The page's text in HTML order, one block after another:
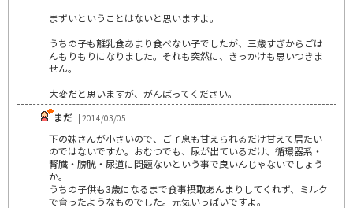
まずいということはないと思いますよ。
うちの子も離乳食あまり食べない子でしたが、三歳すぎからごは
んもりもりになりました。それも突然に、きっかけも思いつきま
せん。
大変だと思いますが、がんばってください。
まだ | 2014/03/05
下の妹さんが小さいので、ご子息も甘えられるだけ甘えて居たい
のではないですか。おむつでも、尿が出ているだけ、循環器系・
腎臓・膀胱・尿道に問題ないという事で良いんじゃないでしょう
か。
うちの子供も3歳になるまで食事摂取あんまりしてくれず、ミルク
で育ったようなものでした。元気いっぱいですよ。